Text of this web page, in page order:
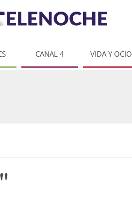
CANAL 4 VIDA Y OCIO